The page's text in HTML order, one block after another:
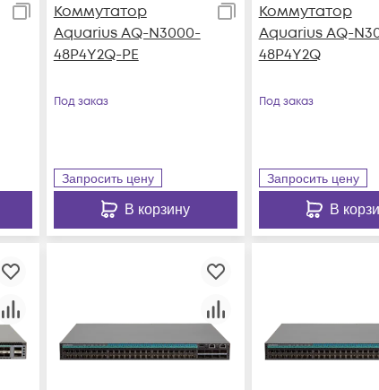
Коммутатор
Aquarius AQ-N3000-
48P4Y2Q-PE
Под заказ
Запросить цену
В корзину
Коммутатор
Aquarius AQ-
48P4Y2Q
Под заказ
Запросить цену
В